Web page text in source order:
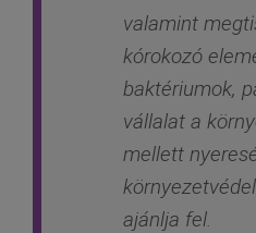
valamint
kórokozó
baktériumok,
vállalat a
mellett
ajánlja fel.